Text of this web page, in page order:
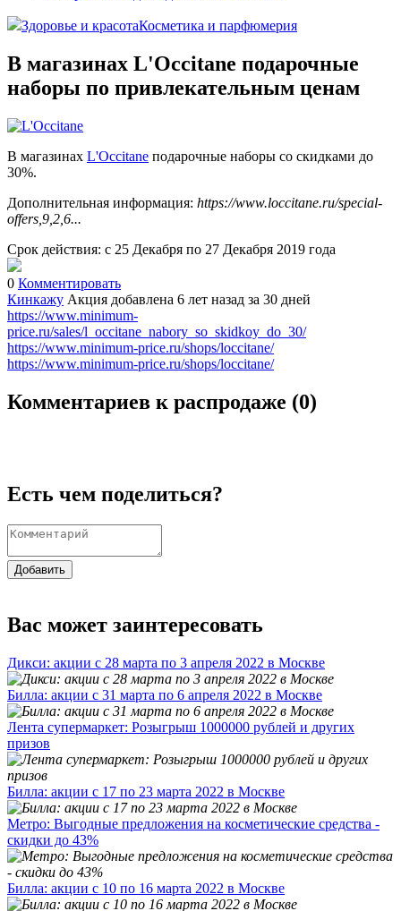
Здоровье и красотаКосметика и парфюмерия
В магазинах L'Occitane подарочные
наборы по привлекательным ценам
В магазинах L'Occitane подарочные наборы со скидками до
30%.
Дополнительная информация: https://www.loccitane.ru/special-
offers,9,2,6...
Срок действия: с 25 Декабря по 27 Декабря 2019 года
0 Комментировать
Кинкажу Акция добавлена 6 лет назад за 30 дней
https://www.minimum-
price.ru/sales/l_occitane_nabory_so_skidkoy_do_30/
https://www.minimum-price.ru/shops/loccitane/
https://www.minimum-price.ru/shops/loccitane/
Комментариев к распродаже (0)
Есть чем поделиться?
Добавить
Вас может заинтересовать
Дикси: акции с 28 марта по 3 апреля 2022 в Москве
Билла: акции с 31 марта по 6 апреля 2022 в Москве
Лента супермаркет: Розыгрыш 1000000 рублей и других
призов
Билла: акции с 17 по 23 марта 2022 в Москве
Метро: Выгодные предложения на косметические средства -
скидки до 43%
Билла: акции с 10 по 16 марта 2022 в Москве